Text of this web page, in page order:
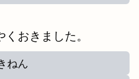
おきました。
ねん